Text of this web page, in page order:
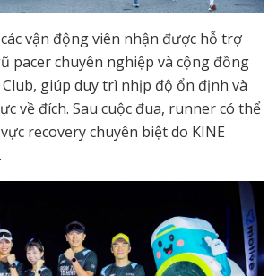
vận động viên nhận được hỗ trợ
pacer chuyên nghiệp và cộng đồng
giúp duy trì nhịp độ ổn định và
về đích. Sau cuộc đua, runner có thể
recovery chuyên biệt do KINE